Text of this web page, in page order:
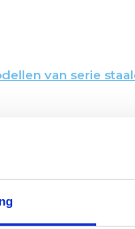
van serie
betalen en